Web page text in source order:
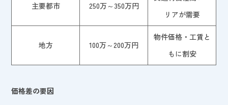
主要都市 250万～350万円
リアが需要
地方 100万～200万円
物件価格・工賃と
もに割安
価格差の要因